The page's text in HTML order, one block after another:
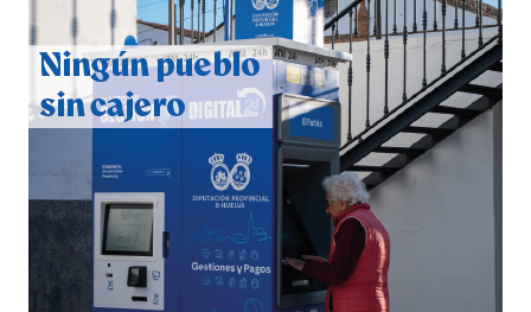
CUARTA CORRIDA DE LAS FIESTAS COLOMBINAS
2026
hace 5 días·Huelvatv